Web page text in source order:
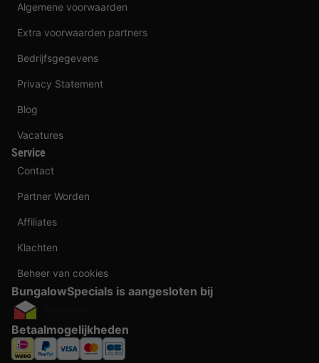
Algemene voorwaarden
Extra voorwaarden partners
Bedrijfsgegevens
Privacy Statement
Blog
Vacatures
Service
Contact
Partner Worden
Affiliates
Klachten
Beheer van cookies
BungalowSpecials is aangesloten bij
Betaalmogelijkheden